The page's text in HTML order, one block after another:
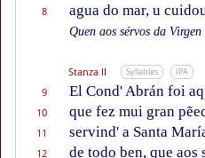
8 agua do mar, u
Quen aos sérvos da
Stanza II Syllables IPA
9 El Cond' Abrán foi
10 que fez mui gran
11 servind' a Santa
12 de todo ben, que aos